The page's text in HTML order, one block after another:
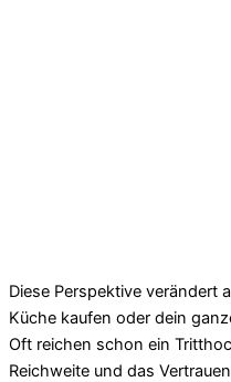
Diese Perspektive verändert
Küche kaufen oder dein
Oft reichen schon ein
Reichweite und das